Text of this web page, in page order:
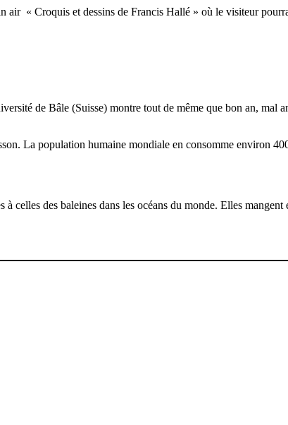
« Croquis et dessins de Francis Hallé » où le visiteur
de Bâle (Suisse) montre tout de même que bon an, mal
La population humaine mondiale en consomme environ
à celles des baleines dans les océans du monde. Elles